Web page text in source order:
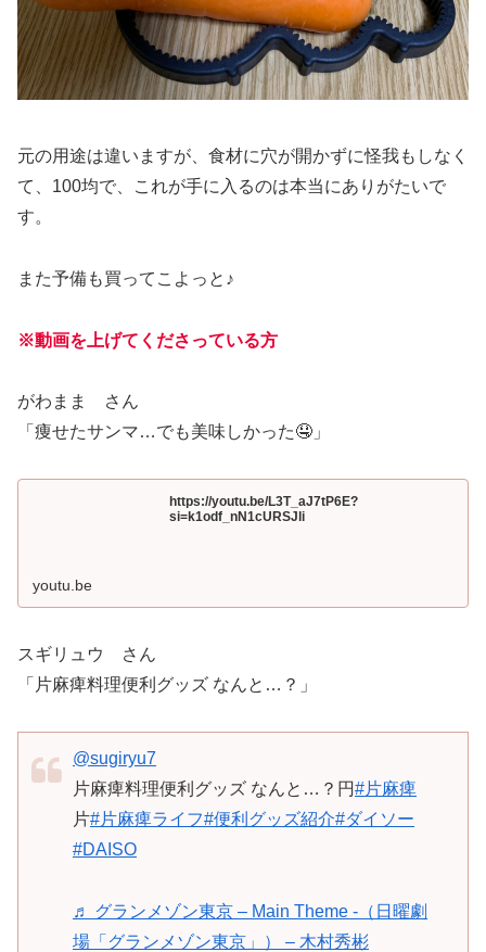
元の用途は違いますが、食材に穴が開かずに怪我もしなく
て、100均で、これが手に入るのは本当にありがたいで
す。
また予備も買ってこよっと♪
※動画を上げてくださっている方
がわまま さん
「痩せたサンマ…でも美味しかった🤤」
https://youtu.be/L3T_aJ7tP6E?
si=k1odf_nN1cURSJli
youtu.be
スギリュウ さん
「片麻痺料理便利グッズ なんと…？」
@sugiryu7
片麻痺料理便利グッズ なんと…？円#片麻痺
片#片麻痺ライフ#便利グッズ紹介#ダイソー
#DAISO
♬ グランメゾン東京 – Main Theme -（日曜劇
場「グランメゾン東京」） – 木村秀彬